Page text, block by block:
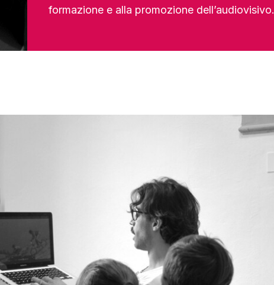
formazione e alla promozione dell’audiovisivo.